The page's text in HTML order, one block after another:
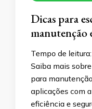
Dicas para
manutenção
Tempo de leitura:
Saiba mais
para
aplicações com
eficiência e